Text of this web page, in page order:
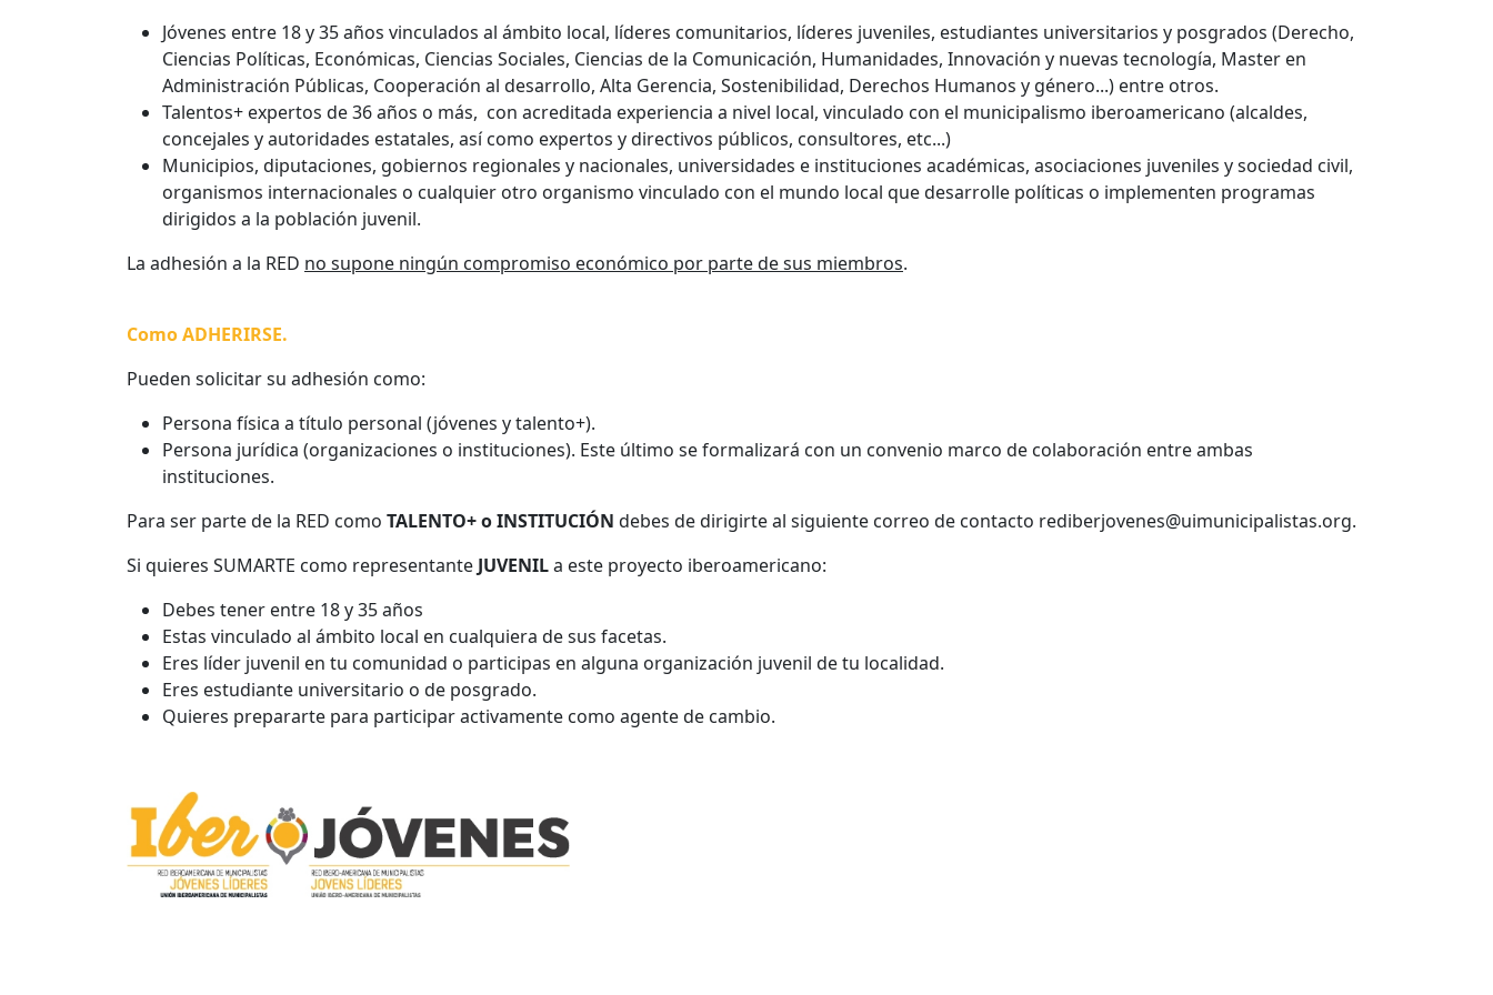
Jóvenes entre 18 y 35 años vinculados al ámbito local, líderes comunitarios, líderes juveniles, estudiantes universitarios y posgrados (Derecho,
Ciencias Políticas, Económicas, Ciencias Sociales, Ciencias de la Comunicación, Humanidades, Innovación y nuevas tecnología, Master en
Administración Públicas, Cooperación al desarrollo, Alta Gerencia, Sostenibilidad, Derechos Humanos y género...) entre otros.
Talentos+ expertos de 36 años o más, con acreditada experiencia a nivel local, vinculado con el municipalismo iberoamericano (alcaldes,
concejales y autoridades estatales, así como expertos y directivos públicos, consultores, etc...)
Municipios, diputaciones, gobiernos regionales y nacionales, universidades e instituciones académicas, asociaciones juveniles y sociedad civil,
organismos internacionales o cualquier otro organismo vinculado con el mundo local que desarrolle políticas o implementen programas
dirigidos a la población juvenil.
La adhesión a la RED no supone ningún compromiso económico por parte de sus miembros.
Como ADHERIRSE.
Pueden solicitar su adhesión como:
Persona física a título personal (jóvenes y talento+).
Persona jurídica (organizaciones o instituciones). Este último se formalizará con un convenio marco de colaboración entre ambas
instituciones.
Para ser parte de la RED como TALENTO+ o INSTITUCIÓN debes de dirigirte al siguiente correo de contacto rediberjovenes@uimunicipalistas.org.
Si quieres SUMARTE como representante JUVENILa este proyecto iberoamericano:
Debes tener entre 18 y 35 años
Estas vinculado al ámbito local en cualquiera de sus facetas.
Eres líder juvenil en tu comunidad o participas en alguna organización juvenil de tu localidad.
Eres estudiante universitario o de posgrado.
Quieres prepararte para participar activamente como agente de cambio.